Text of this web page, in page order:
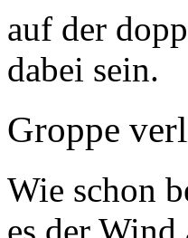
auf der
dabei sein.
Groppe
Wie schon